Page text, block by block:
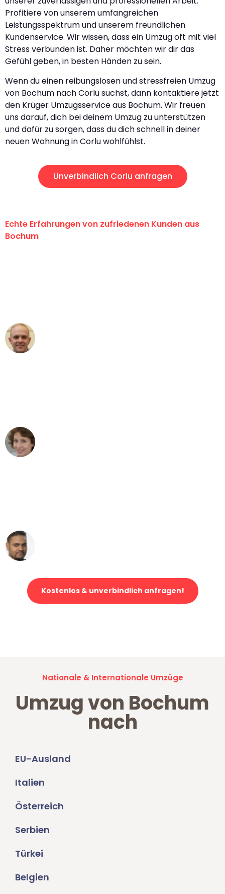
Profitiere von unserem umfangreichen
Leistungsspektrum und unserem freundlichen
Kundenservice. Wir wissen, dass ein Umzug oft mit viel
Stress verbunden ist. Daher möchten wir dir das
Gefühl geben, in besten Händen zu sein.
Wenn du einen reibungslosen und stressfreien Umzug
von Bochum nach Corlu suchst, dann kontaktiere jetzt
den Krüger Umzugsservice aus Bochum. Wir freuen
uns darauf, dich bei deinem Umzug zu unterstützen
und dafür zu sorgen, dass du dich schnell in deiner
neuen Wohnung in Corlu wohlfühlst.
Unverbindlich Corlu anfragen
Echte Erfahrungen von zufriedenen Kunden aus
Bochum
Kostenlos & unverbindlich anfragen!
Nationale & Internationale Umzüge
Umzug von Bochum
nach
EU-Ausland
Italien
Österreich
Serbien
Türkei
Belgien